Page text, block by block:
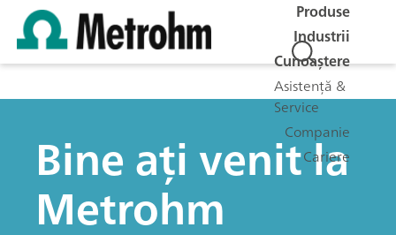
Produse
Industrii
Cunoaștere
Asistență &
Service
Companie
Cariere
Bine ați venit la
Metrohm